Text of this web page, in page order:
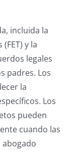
incluida la
y la
legales
padres. Los
la
Los
pueden
cuando las